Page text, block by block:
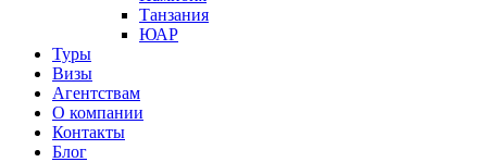
Танзания
ЮАР
Туры
Визы
Агентствам
О компании
Контакты
Блог